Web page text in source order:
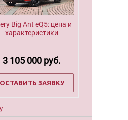
Big Ant eQ5: цена и
характеристики
3 105 000 руб.
ОСТАВИТЬ ЗАЯВКУ